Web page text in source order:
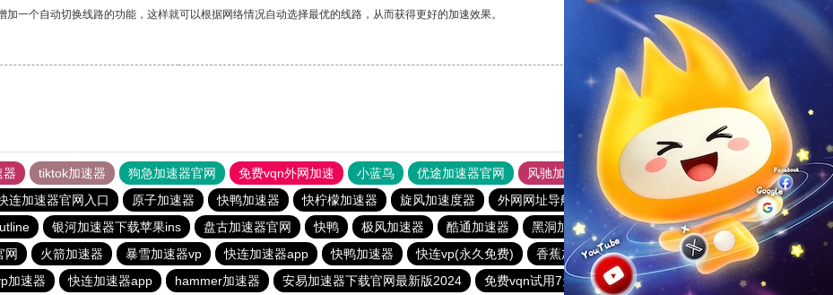
一个自动切换线路的功能，这样就可以根据网络情况自动选择最优的线路，从而获得更好的加速效果。
支持
器 tiktok加速器 狗急加速器官网 免费vqn外网加速 小蓝鸟 优途加速器官网 风驰加速器
旋风加速器
连加速器官网入口 原子加速器 快鸭加速器 快柠檬加速器 旋风加速度器 外网网址导航 软件中心 雷霆加速
狂飙加速器
银河加速器下载苹果ins 盘古加速器官网 快鸭 极风加速器 酷通加速器 黑洞加速器下载永久免费版
蜜蜂加速器
网 火箭加速器 暴雪加速器vp 快连加速器app 快鸭加速器 快连vp(永久免费) 香蕉加速器官网 快连
免费vqn加速外网ios
加速器 快连加速器app hammer加速器 安易加速器下载官网最新版2024 免费vqn试用7天 黑洞加速官网 免费跨墙软件